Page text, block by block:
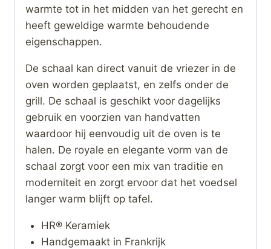
warmte tot in het midden van het gerecht en
heeft geweldige warmte behoudende
eigenschappen.
De schaal kan direct vanuit de vriezer in de
oven worden geplaatst, en zelfs onder de
grill. De schaal is geschikt voor dagelijks
gebruik en voorzien van handvatten
waardoor hij eenvoudig uit de oven is te
halen. De royale en elegante vorm van de
schaal zorgt voor een mix van traditie en
moderniteit en zorgt ervoor dat het voedsel
langer warm blijft op tafel.
HR® Keramiek
Handgemaakt in Frankrijk